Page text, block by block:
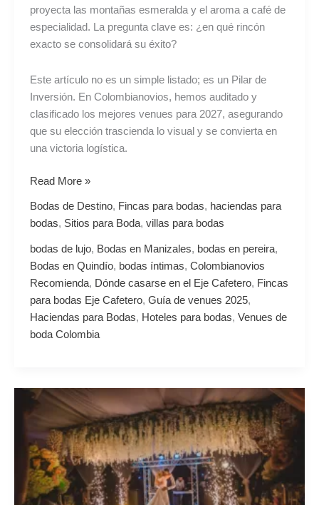
proyecta las montañas esmeralda y el aroma a café de
especialidad. La pregunta clave es: ¿en qué rincón
exacto se consolidará su éxito?
Este artículo no es un simple listado; es un Pilar de
Inversión. En Colombianovios, hemos auditado y
clasificado los mejores venues para 2027, asegurando
que su elección trascienda lo visual y se convierta en
una victoria logística.
Autor
Read More »
Bodas de Destino, Fincas para bodas, haciendas para
bodas, Sitios para Boda, villas para bodas
bodas de lujo, Bodas en Manizales, bodas en pereira,
Bodas en Quindío, bodas íntimas, Colombianovios
Recomienda, Dónde casarse en el Eje Cafetero, Fincas
para bodas Eje Cafetero, Guía de venues 2025,
Haciendas para Bodas, Hoteles para bodas, Venues de
boda Colombia
Pistas
de
baile
en
la
boda